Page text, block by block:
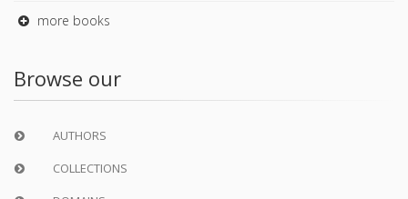
more books
Browse our
AUTHORS
COLLECTIONS